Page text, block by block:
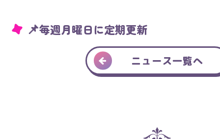
📌毎週月曜日に定期更新
ニュース一覧へ